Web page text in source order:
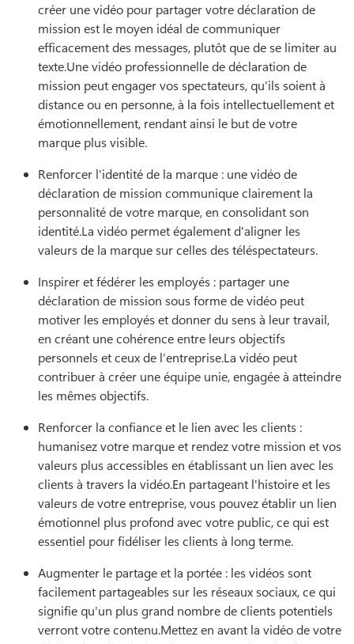
créer une vidéo pour partager votre déclaration de
mission est le moyen idéal de communiquer
efficacement des messages, plutôt que de se limiter au
texte.Une vidéo professionnelle de déclaration de
mission peut engager vos spectateurs, qu'ils soient à
distance ou en personne, à la fois intellectuellement et
émotionnellement, rendant ainsi le but de votre
marque plus visible.
Renforcer l'identité de la marque : une vidéo de
déclaration de mission communique clairement la
personnalité de votre marque, en consolidant son
identité.La vidéo permet également d'aligner les
valeurs de la marque sur celles des téléspectateurs.
Inspirer et fédérer les employés : partager une
déclaration de mission sous forme de vidéo peut
motiver les employés et donner du sens à leur travail,
en créant une cohérence entre leurs objectifs
personnels et ceux de l’entreprise.La vidéo peut
contribuer à créer une équipe unie, engagée à atteindre
les mêmes objectifs.
Renforcer la confiance et le lien avec les clients :
humanisez votre marque et rendez votre mission et vos
valeurs plus accessibles en établissant un lien avec les
clients à travers la vidéo.En partageant l'histoire et les
valeurs de votre entreprise, vous pouvez établir un lien
émotionnel plus profond avec votre public, ce qui est
essentiel pour fidéliser les clients à long terme.
Augmenter le partage et la portée : les vidéos sont
facilement partageables sur les réseaux sociaux, ce qui
signifie qu'un plus grand nombre de clients potentiels
verront votre contenu.Mettez en avant la vidéo de votre